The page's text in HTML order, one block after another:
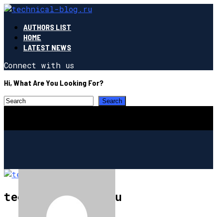
AUTHORS LIST
HOME
LATEST NEWS
Connect with us
Hi, What Are You Looking For?
technical-blog.ru